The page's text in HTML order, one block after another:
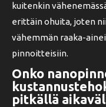
kuitenkin
erittäin ohuita, joten
vähemmän raaka-
pinnoitteisiin.
Onko
pitkällä